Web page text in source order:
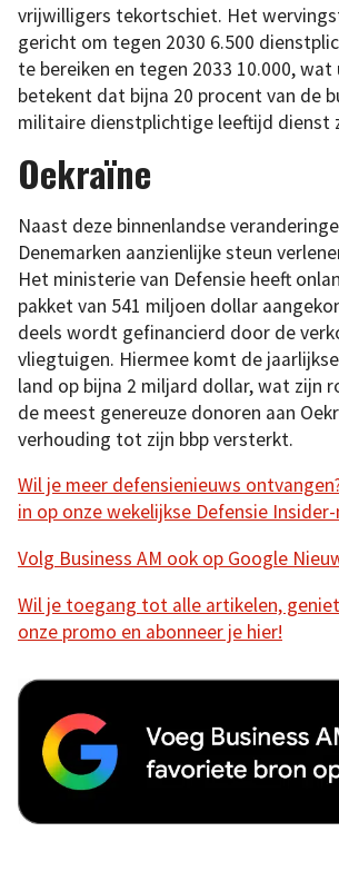
vrijwilligers tekortschiet. Het
gericht om tegen 2030 6.500
te bereiken en tegen 2033 10.000,
betekent dat bijna 20 procent van de
militaire dienstplichtige leeftijd dienst
Oekraïne
Naast deze binnenlandse
Denemarken aanzienlijke steun
Het ministerie van Defensie heeft
pakket van 541 miljoen dollar
deels wordt gefinancierd door de
vliegtuigen. Hiermee komt de
land op bijna 2 miljard dollar, wat zijn
de meest genereuze donoren aan
verhouding tot zijn bbp versterkt.
Wil je meer defensienieuws
in op onze wekelijkse Defensie
Volg Business AM ook op Google
Wil je toegang tot alle artikelen,
onze promo en abonneer je hier!